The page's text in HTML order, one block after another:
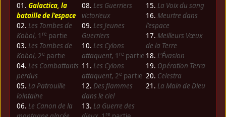
01. Galactica, la
bataille de l'espace
02. Les Tombes de
Kobol, 1 re partie
03. Les Tombes de
Kobol, 2e partie
04. Les Combattants
perdus
05. La Patrouille
lointaine
06. Le Canon de la
08. Les Guerriers
victorieux
09. Les Jeunes
Guerriers
10. Les Cylons
attaquent, 1 re partie
11. Les Cylons
attaquent, 2e partie
12. Des flammes
dans le ciel
13. La Guerre des
re
15. La Voix du sang
16. Meurtre dans
l'espace
17. Meilleurs Vœux
de la Terre
18. L'Évasion
19. Opération Terra
20. Celestra
21. La Main de Dieu